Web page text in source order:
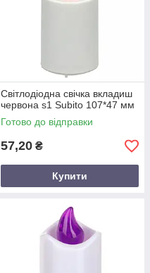
Світлодіодна свічка вкладиш
червона s1 Subito 107*47 мм
Готово до відправки
57,20 ₴
Купити